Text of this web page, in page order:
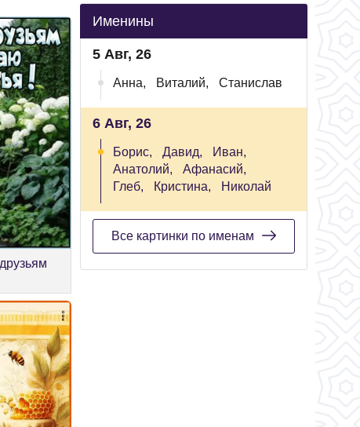
Именины
5 Авг, 26
Анна, Виталий, Станислав
6 Авг, 26
Борис, Давид,
Иван,
Анатолий,
Афанасий,
Глеб,
Кристина, Николай
Все картинки по именам